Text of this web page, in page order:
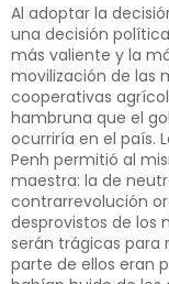
Al adoptar la
una decisión
más valiente y la
movilización de las
cooperativas
hambruna que el
ocurriría en el país.
Penh permitió al
maestra: la de
contrarrevolución
desprovistos de los
serán trágicas para
parte de ellos eran